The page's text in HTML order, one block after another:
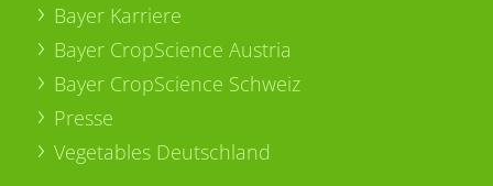
Bayer Karriere
Bayer CropScience Austria
Bayer CropScience Schweiz
Presse
Vegetables Deutschland